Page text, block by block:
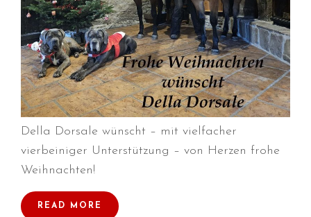
Durchmarsch und Urlaubsgefühle
in Hallbergmoos (D)!
Voller Erfolg in Arnhem (NL)!
Zino Della Dorsale sucht ein
neues Zuhause!
Voller Erfolg in Gerpinnes (B)!!
BIG 2 Platz 3 in Dortmund!
Della Dorsale wünscht – mit vielfacher
vierbeiniger Unterstützung – von Herzen frohe
Weihnachten!
READ MORE